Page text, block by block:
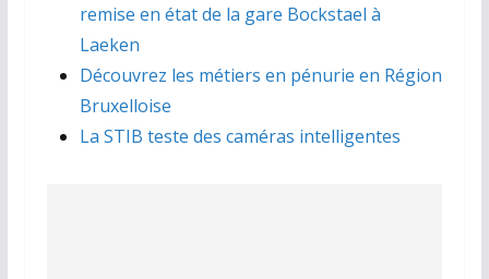
remise en état de la gare Bockstael à
Laeken
Découvrez les métiers en pénurie en Région
Bruxelloise
La STIB teste des caméras intelligentes